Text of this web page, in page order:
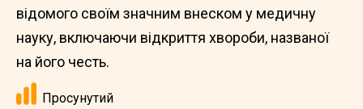
відомого своїм значним внеском у медичну
науку, включаючи відкриття хвороби, названої
на його честь.
Просунутий